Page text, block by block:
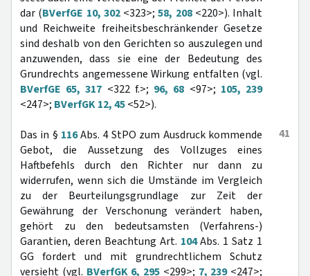
dar (BVerfGE 10, 302<323>;58, 208<220>). Inhalt
und Reichweite freiheitsbeschränkender Gesetze
sind deshalb von den Gerichten so auszulegen und
anzuwenden, dass sie eine der Bedeutung des
Grundrechts angemessene Wirkung entfalten (vgl.
BVerfGE 65, 317 <322 f.>; 96, 68 <97>; 105, 239
<247>; BVerfGK 12, 45<52>).
41
Das in § 116Abs. 4 StPO zum Ausdruck kommende
Gebot, die Aussetzung des Vollzuges eines
Haftbefehls durch den Richter nur dann zu
widerrufen, wenn sich die Umstände im Vergleich
zu der Beurteilungsgrundlage zur Zeit der
Gewährung der Verschonung verändert haben,
gehört zu den bedeutsamsten (Verfahrens-)
Garantien, deren Beachtung Art. 104Abs. 1 Satz 1
GG fordert und mit grundrechtlichem Schutz
versieht (vgl. BVerfGK 6, 295 <299>; 7, 239<247>;